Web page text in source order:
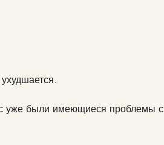
уже были имеющиеся проблемы с